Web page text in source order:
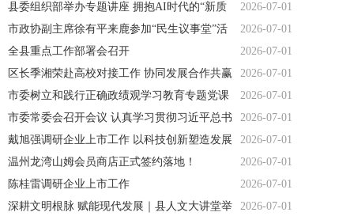
2026-07-01
县委组织部举办专题讲座 拥抱AI时代的“新质
生产力”
2026-07-01
市政协副主席徐有平来鹿参加“民生议事堂”活
动
2026-07-01
全县重点工作部署会召开
2026-07-01
区长季湘荣赴高校对接工作 协同发展合作共赢
2026-07-01
市委树立和践行正确政绩观学习教育专题党课
举办
2026-07-01
市委常委会召开会议 认真学习贯彻习近平总书
记 重要讲话重要指示精神
2026-07-01
戴旭强调研企业上市工作 以科技创新塑造发展
新优势 政企携手奋力跑出上市加速度
2026-07-01
温州龙湾山姆会员商店正式签约落地！
2026-07-01
陈桂雷调研企业上市工作
2026-07-01
深耕文明根脉 赋能现代发展｜县人文大讲堂举